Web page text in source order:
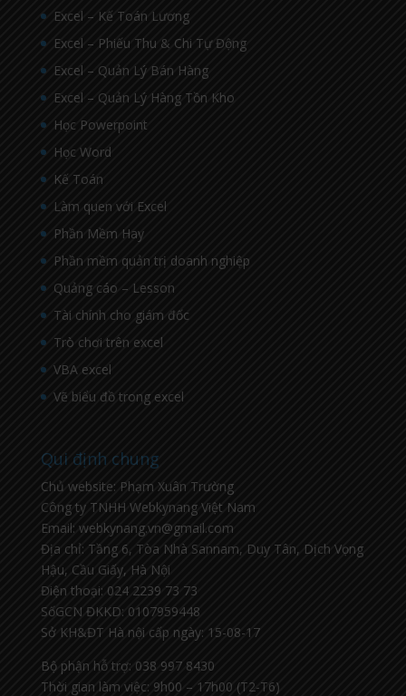
Excel – Kế Toán Lương
Excel – Phiếu Thu & Chi Tự Động
Excel – Quản Lý Bán Hàng
Excel – Quản Lý Hàng Tồn Kho
Học Powerpoint
Học Word
Kế Toán
Làm quen với Excel
Phần Mềm Hay
Phần mềm quản trị doanh nghiệp
Quảng cáo – Lesson
Tài chính cho giám đốc
Trò chơi trên excel
VBA excel
Vẽ biểu đồ trong excel
Qui định chung
Chủ website: Phạm Xuân Trường
Công ty TNHH Webkynang Việt Nam
Email: webkynang.vn@gmail.com
Địa chỉ: Tầng 6, Tòa Nhà Sannam, Duy Tân, Dịch Vọng
Hậu, Cầu Giấy, Hà Nội
Điện thoại: 024 2239 73 73
SốGCN ĐKKD: 0107959448
Sở KH&ĐT Hà nội cấp ngày: 15-08-17
Bộ phận hỗ trợ: 038 997 8430
Thời gian làm việc: 9h00 – 17h00 (T2-T6)